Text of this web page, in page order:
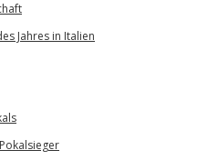
Jahres in Italien